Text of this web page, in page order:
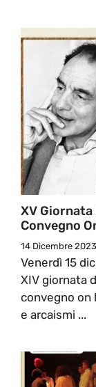
XV
Convegno
14 Dicembre 2023
Venerdì 15
XIV giornata
convegno on
e arcaismi ...